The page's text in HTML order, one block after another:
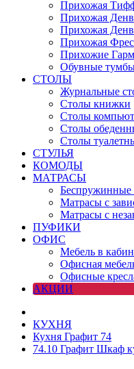
Прихожая
Прихожая
Прихожая
Прихожая
Прихожие
Обувные
СТОЛЫ
Журнальные
Столы книжки
Столы
Столы
Столы
СТУЛЬЯ
КОМОДЫ
МАТРАСЫ
Беспружинные
Матрасы с
Матрасы с
ПУФИКИ
ОФИС
Мебель в
Офисная
Офисные
АКЦИИ
КУХНЯ
Кухня Графит 74
74.10 Графит Шкаф